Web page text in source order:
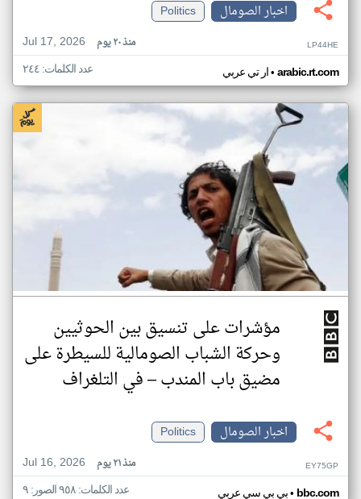
اخبار الصومال
Politics
Jul 17, 2026
منذ ٢٠ يوم LP44HE
ار تي عربي• arabic.rt.com عدد الكلمات: ٢٤٤
مؤشرات على تنسيق بين الحوثيين
وحركة الشباب الصومالية للسيطرة على
مضيق باب المندب – في التلغراف
اخبار الصومال
Politics
Jul 16, 2026
منذ ٢١ يوم EY75GP
بي بي سي عربي• bbc.com عدد الكلمات: ٩٥٨ الصور: ٩